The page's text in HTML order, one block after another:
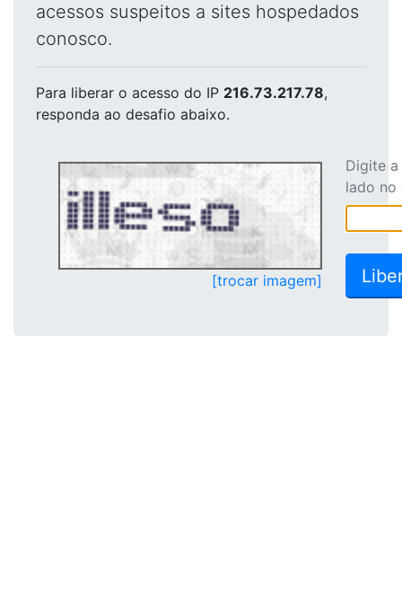
acessos suspeitos a sites hospedados
conosco.
Para liberar o acesso do IP 216.73.217.78,
responda ao desafio abaixo.
[trocar imagem]
Digite
lado no